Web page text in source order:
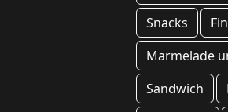
Snacks
Marmelade
Sandwich